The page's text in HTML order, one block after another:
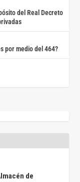
del Real Decreto
por medio del 464?
de